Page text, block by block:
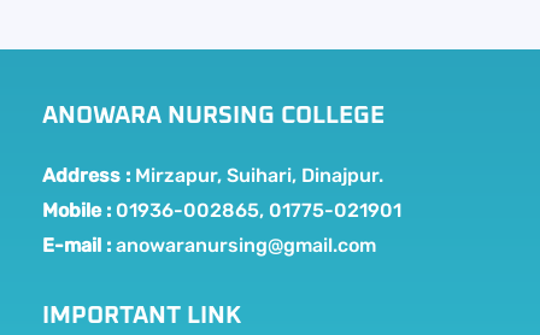
ANOWARA NURSING COLLEGE
Address : Mirzapur, Suihari, Dinajpur.
Mobile : 01936-002865, 01775-021901
E-mail : anowaranursing@gmail.com
IMPORTANT LINK